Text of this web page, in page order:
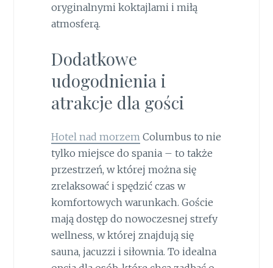
oryginalnymi koktajlami i miłą
atmosferą.
Dodatkowe
udogodnienia i
atrakcje dla gości
Hotel nad morzemColumbus to nie
tylko miejsce do spania – to także
przestrzeń, w której można się
zrelaksować i spędzić czas w
komfortowych warunkach. Goście
mają dostęp do nowoczesnej strefy
wellness, w której znajdują się
sauna, jacuzzi i siłownia. To idealna